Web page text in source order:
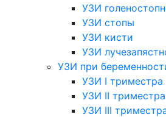
УЗИ
УЗИ стопы
УЗИ кисти
УЗИ
УЗИ при
УЗИ I триместра
УЗИ II триместра
УЗИ III